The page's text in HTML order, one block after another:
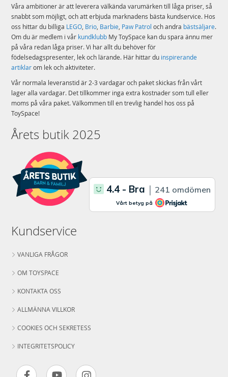
Våra ambitioner är att leverera välkända varumärken till låga priser, så
snabbt som möjligt, och att erbjuda marknadens bästa kundservice. Hos
oss hittar du billiga LEGO, Brio, Barbie, Paw Patrol och andra bästsäljare.
Om du är medlem i vår kundklubb My ToySpace kan du spara ännu mer
på våra redan låga priser. Vi har allt du behöver för
födelsedagspresenter, lek och lärande. Här hittar du inspirerande
artiklarom lek och aktiviteter.
Vår normala leveranstid är 2-3 vardagar och paket skickas från vårt
lager alla vardagar. Det tillkommer inga extra kostnader som tull eller
moms på våra paket. Välkommen till en trevlig handel hos oss på
ToySpace!
Årets butik 2025
Kundservice
VANLIGA FRÅGOR
OM TOYSPACE
KONTAKTA OSS
ALLMÄNNA VILLKOR
COOKIES OCH SEKRETESS
INTEGRITETSPOLICY